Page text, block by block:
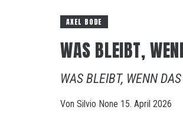
AXEL BODE
WAS BLEIBT,
WAS BLEIBT, WENN
Von Silvio None 15. April 2026